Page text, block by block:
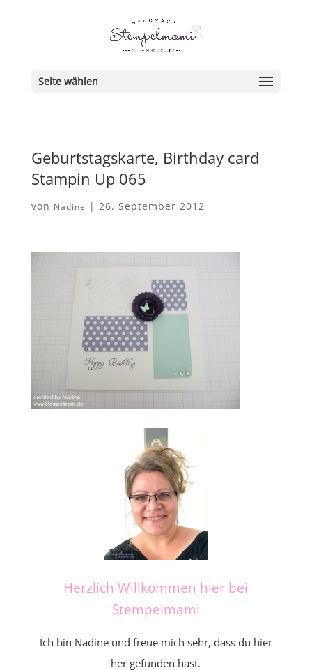
Seite wählen
Geburtstagskarte, Birthday card
Stampin Up 065
von Nadine | 26. September 2012
Herzlich Willkommen hier bei
Stempelmami
Ich bin Nadine und freue mich sehr, dass du hier
her gefunden hast.